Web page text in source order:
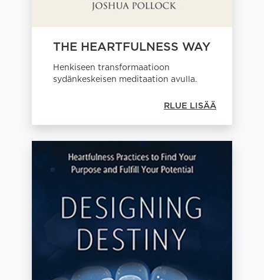
THE HEARTFULNESS WAY
Henkiseen transformaatioon
sydänkeskeisen meditaation avulla.
RLUE LISÄÄ